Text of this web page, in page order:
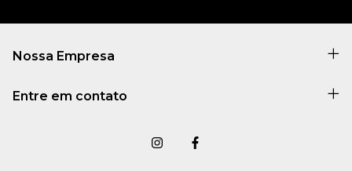
Nossa Empresa
Entre em contato